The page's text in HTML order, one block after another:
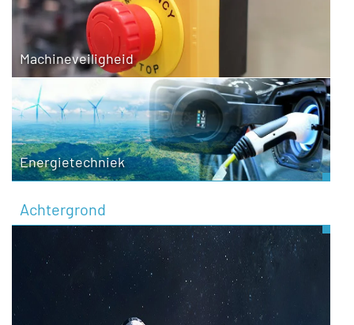
Machineveiligheid
Energietechniek
Achtergrond